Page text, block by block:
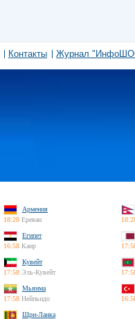
Контакты Журнал
Армения
18:28 Ереван
Египет
16:58 Каир
Кувейт
17:58 Эль-Кувейт
Мьянма
17:58 Нейпьидо
Шри-Ланка